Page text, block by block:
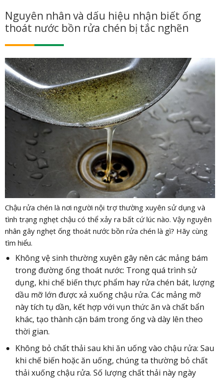
Nguyên nhân và dấu hiệu nhận biết ống
thoát nước bồn rửa chén bị tắc nghẽn
Chậu rửa chén là nơi người nội trợ thường xuyên sử dụng và
tình trạng nghẹt chậu có thể xảy ra bất cứ lúc nào. Vậy nguyên
nhân gây nghẹt ống thoát nước bồn rửa chén là gì? Hãy cùng
tìm hiểu.
Không vệ sinh thường xuyên gây nên các mảng bám
trong đường ống thoát nước: Trong quá trình sử
dụng, khi chế biến thực phẩm hay rửa chén bát, lượng
dầu mỡ lớn được xả xuống chậu rửa. Các mảng mỡ
này tích tụ dần, kết hợp với vụn thức ăn và chất bẩn
khác, tạo thành cặn bám trong ống và dày lên theo
thời gian.
Không bỏ chất thải sau khi ăn uống vào chậu rửa: Sau
khi chế biến hoặc ăn uống, chúng ta thường bỏ chất
thải xuống chậu rửa. Số lượng chất thải này ngày